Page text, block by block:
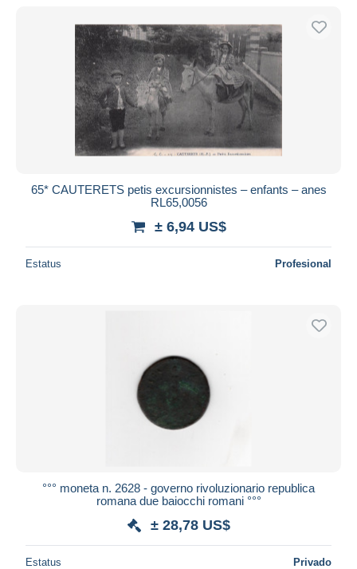
Sólo con descuento
Envío gratis
Métodos de pago
PayPal
Transferencia bancaria
Visa
Mastercard
Deseleccionar todo
65* CAUTERETS petis excursionnistes – enfants – anes
RL65,0056
± 6,94 US$
Estatus Profesional
°°° moneta n. 2628 - governo rivoluzionario republica
romana due baiocchi romani °°°
± 28,78 US$
Estatus Privado